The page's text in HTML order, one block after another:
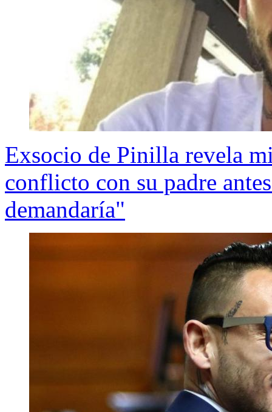
Exsocio de Pinilla revela
conflicto con su padre
demandaría"